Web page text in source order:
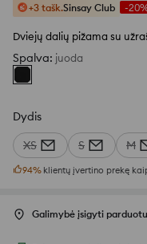
+3 tašk.Sinsay Club -
Dviejų dalių pižama su
Spalva: juoda
Dydis
XS S M
94% klientų įvertino prekę
Galimybė įsigyti